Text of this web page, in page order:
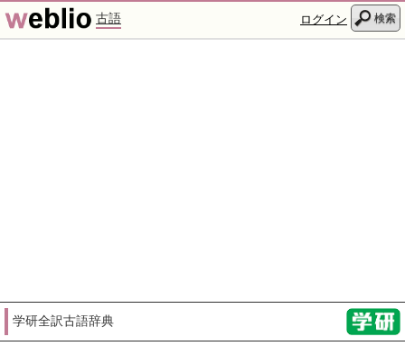
古語 ログイン 検索
学研全訳古語辞典